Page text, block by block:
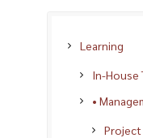
Learning
In-House
•
Project